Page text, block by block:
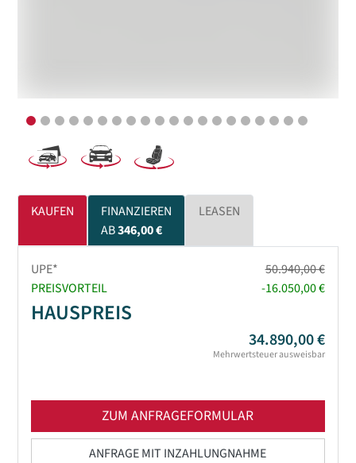
KAUFEN
FINANZIEREN
AB346,00 €
LEASEN
UPE*
50.940,00 €
PREISVORTEIL
-16.050,00 €
HAUSPREIS
34.890,00 €
Mehrwertsteuer ausweisbar
ZUM ANFRAGEFORMULAR
ANFRAGE MIT INZAHLUNGNAHME